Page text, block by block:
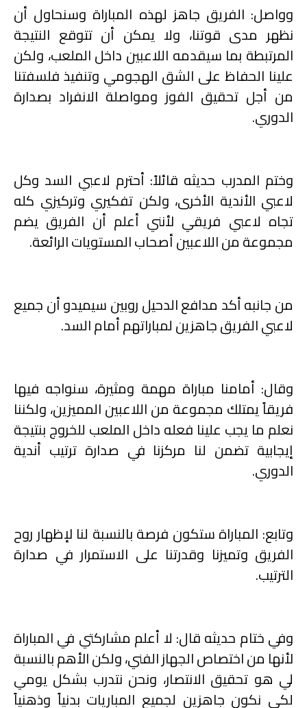
وواصل: الفريق جاهز لهذه المباراة وسنحاول أن
نظهر مدى قوتنا، ولا يمكن أن تتوقع النتيجة
المرتبطة بما سيقدمه اللاعبين داخل الملعب، ولكن
علينا الحفاظ على الشق الهجومي وتنفيذ فلسفتنا
من أجل تحقيق الفوز ومواصلة الانفراد بصدارة
الدوري.
وختم المدرب حديثه قائلاً: أحترم لاعبي السد وكل
لاعبي الأندية الأخرى، ولكن تفكيري وتركيزي كله
تجاه لاعبي فريقي لأنني أعلم أن الفريق يضم
مجموعة من اللاعبين أصحاب المستويات الرائعة.
من جانبه أكد مدافع الدحيل روبين سيميدو أن جميع
لاعبي الفريق جاهزين لمباراتهم أمام السد.
وقال: أمامنا مباراة مهمة ومثيرة، سنواجه فيها
فريقاً يمتلك مجموعة من اللاعبين المميزين، ولكننا
نعلم ما يجب علينا فعله داخل الملعب للخروج بنتيجة
إيجابية تضمن لنا مركزنا في صدارة ترتيب أندية
الدوري.
وتابع: المباراة ستكون فرصة بالنسبة لنا لإظهار روح
الفريق وتميزنا وقدرتنا على الاستمرار في صدارة
الترتيب.
وفي ختام حديثه قال: لا أعلم مشاركتي في المباراة
لأنها من اختصاص الجهاز الفني، ولكن الأهم بالنسبة
لي هو تحقيق الانتصار، ونحن نتدرب بشكل يومي
لكي نكون جاهزين لجميع المباريات بدنياً وذهنياً